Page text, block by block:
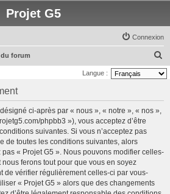
Projet G5
Connexion
forum
e
Langue :
ci-après par « nous », « notre », « nos »,
phpbb3 »), vous acceptez d’être
suivantes. Si vous n’acceptez pas
de toutes les conditions suivantes, alors
pas « Projet G5 ». Nous pouvons modifier celles-
nous ferons tout pour que vous en soyez
de vérifier régulièrement celles-ci par vous-
« Projet G5 » alors que des changements